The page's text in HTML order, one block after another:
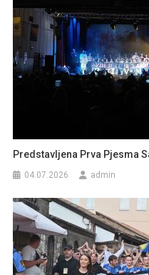
Predstavljena Prva Pjesma
04.07.2026 admin